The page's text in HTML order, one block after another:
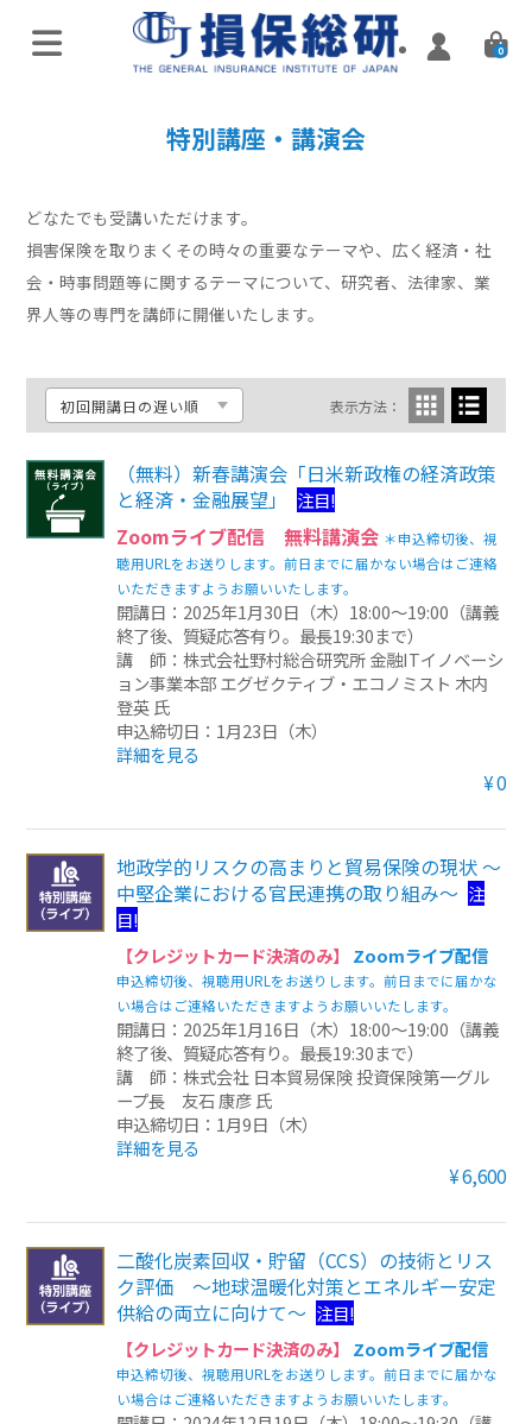
0
実施済み講座
実施済み講座
ハイブリッド（通学・配信）
eラーニング／通信講座
損害保険入門講座
Web配信講座
その他のeラーニング
通信添削講座
損保講座通年コース
ベーシック講座
書籍
すべて表示 書籍
損害保険講座用テキスト
学術書
その他一般書籍
英文テキスト
調査報告書
機関誌「損保総研レポート」
損害保険研究
特別講座・講演会
どなたでも受講いただけます。
損害保険を取りまくその時々の重要なテーマや、広く経済・社
会・時事問題等に関するテーマについて、研究者、法律家、業
界人等の専門を講師に開催いたします。
表示方法：
（無料）新春講演会「日米新政権の経済政策
と経済・金融展望」
注目!
Zoomライブ配信 無料講演会 ＊申込締切後、視
聴用URLをお送りします。前日までに届かない場合はご連絡
いただきますようお願いいたします。
開講日：2025年1月30日（木）18:00～19:00（講義
終了後、質疑応答有り。最長19:30まで）
講 師：株式会社野村総合研究所 金融ITイノベーシ
ョン事業本部 エグゼクティブ・エコノミスト 木内
登英 氏
申込締切日：1月23日（木）
詳細を見る
¥0
地政学的リスクの高まりと貿易保険の現状 ～
中堅企業における官民連携の取り組み～ 注
目!
【クレジットカード決済のみ】
Zoomライブ配信
申込締切後、視聴用URLをお送りします。前日までに届かな
い場合はご連絡いただきますようお願いいたします。
開講日：2025年1月16日（木）18:00～19:00（講義
終了後、質疑応答有り。最長19:30まで）
講 師：株式会社 日本貿易保険 投資保険第一グル
ープ長 友石 康彦 氏
申込締切日：1月9日（木）
詳細を見る
¥6,600
二酸化炭素回収・貯留（CCS）の技術とリス
ク評価 ～地球温暖化対策とエネルギー安定
供給の両立に向けて～ 注目!
【クレジットカード決済のみ】
Zoomライブ配信
申込締切後、視聴用URLをお送りします。前日までに届かな
い場合はご連絡いただきますようお願いいたします。